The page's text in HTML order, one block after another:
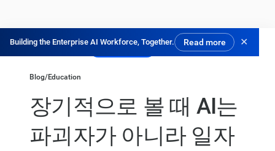
Building the Enterprise AI Workforce, Together. Read more ✕
닌자 체험하기
Blog/Education
장기적으로 볼 때 AI는
파괴자가 아니라 일자